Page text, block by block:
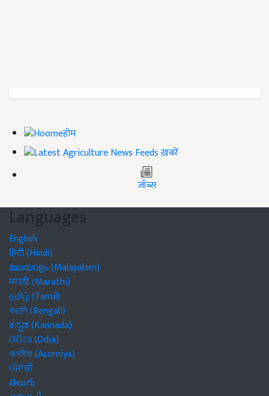
होम
ख़बरें
जॉब्स
Languages
English
हिंदी (Hindi)
മലയാളം (Malayalam)
मराठी (Marathi)
தமிழ் (Tamil)
বাঙালি (Bengali)
ಕನ್ನಡ (Kannada)
ଓଡିଆ (Odia)
অসমীয়া (Asomiya)
ਪੰਜਾਬੀ
తెలుగు